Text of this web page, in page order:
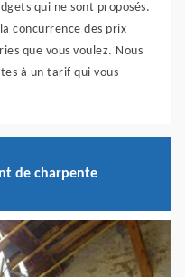
qui ne sont proposés.
concurrence des prix
que vous voulez. Nous
à un tarif qui vous
de charpente